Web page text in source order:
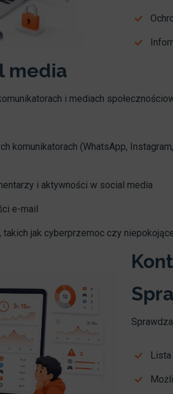
media
i mediach
komunikatorach (WhatsApp,
i aktywności w social media
e-mail
jak cyberprzemoc czy